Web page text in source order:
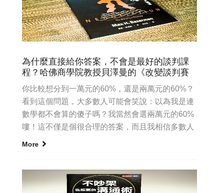
為什麼直接給你答案，不會是最好的談判課
程？哈佛商學院教授貝澤曼的《改變談判賽
你比較想分到一萬元的60%，還是兩萬元的60%？
看到這個問題，大多數人可能會笑說：以為我是連
數學都不會算的傻子嗎？我當然會選兩萬元的60%
嘍！這不僅是個很合理的答案，而且我相信多數人
別說第二個選項是兩...
More